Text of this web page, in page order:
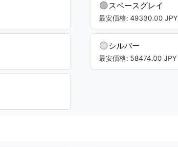
スペースグレイ
最安価格: 49330.00 JPY
シルバー
最安価格: 58474.00 JPY